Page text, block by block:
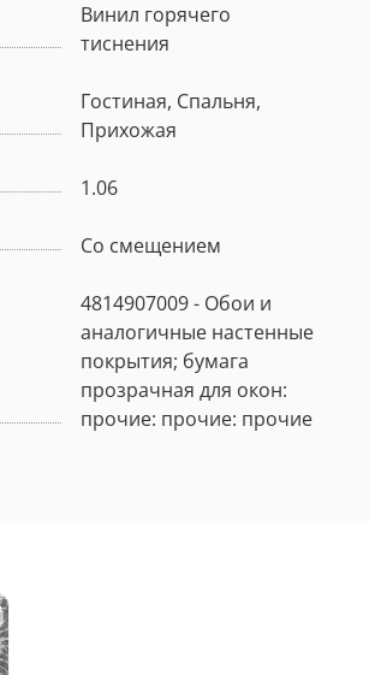
Винил горячего
тиснения
Гостиная, Спальня,
Прихожая
1.06
Со смещением
4814907009 - Обои и
аналогичные настенные
покрытия; бумага
прозрачная для окон:
прочие: прочие: прочие